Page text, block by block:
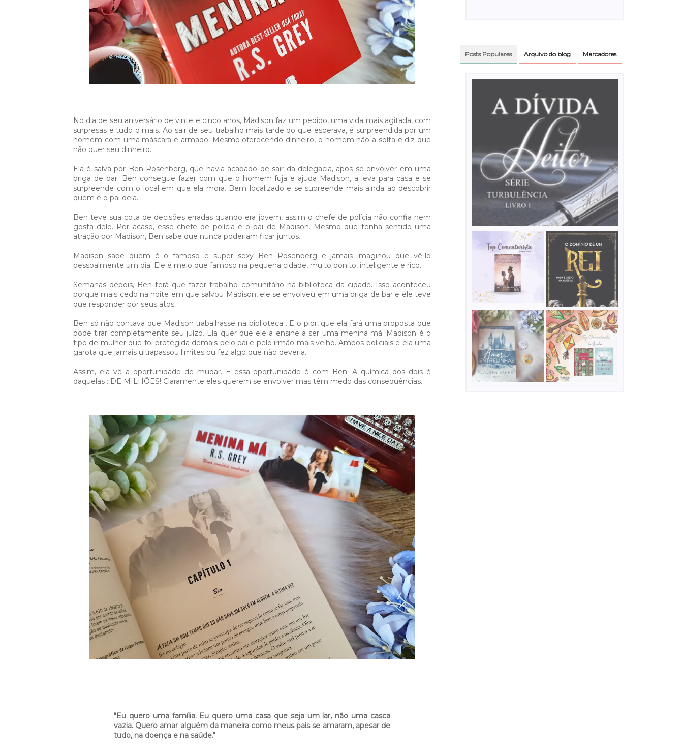
No dia de seu aniversário de vinte e cinco anos, Madison faz um pedido, uma vida mais agitada, com
surpresas e tudo o mais. Ao sair de seu trabalho mais tarde do que esperava, é surpreendida por um
homem com uma máscara e armado. Mesmo oferecendo dinheiro, o homem não a solta e diz que
não quer seu dinheiro.⁣
Ela é salva por Ben Rosenberg, que havia acabado de sair da delegacia, após se envolver em uma
briga de bar. Ben consegue fazer com que o homem fuja e ajuda Madison, a leva para casa e se
surpreende com o local em que ela mora. Bem localizado e se supreende mais ainda ao descobrir
quem é o pai dela.⁣
Ben teve sua cota de decisões erradas quando era jovem, assim o chefe de polícia não confia nem
gosta dele. Por acaso, esse chefe de polícia é o pai de Madison. Mesmo que tenha sentido uma
atração por Madison, Ben sabe que nunca poderiam ficar juntos.⁣
Madison sabe quem é o famoso e super sexy Ben Rosenberg e jamais imaginou que vê-lo
pessoalmente um dia. Ele é meio que famoso na pequena cidade, muito bonito, inteligente e rico. ⁣
Semanas depois, Ben terá que fazer trabalho comunitário na biblioteca da cidade. Isso aconteceu
porque mais cedo na noite em que salvou Madison, ele se envolveu em uma briga de bar e ele teve
que responder por seus atos.⁣
Ben só não contava que Madison trabalhasse na biblioteca . E o pior, que ela fará uma proposta que
pode tirar completamente seu juízo. Ela quer que ele a ensine a ser uma menina má. Madison é o
tipo de mulher que foi protegida demais pelo pai e pelo irmão mais velho. Ambos policiais e ela uma
garota que jamais ultrapassou limites ou fez algo que não deveria. ⁣
Assim, ela vê a oportunidade de mudar. E essa oportunidade é com Ben. A química dos dois é
daquelas : DE MILHÕES! Claramente eles querem se envolver mas têm medo das consequências. ⁣
"Eu quero uma família. Eu quero uma casa que seja um lar, não uma casca
vazia. Quero amar alguém da maneira como meus pais se amaram, apesar de
tudo, na doença e na saúde."⁣
Posts Populares Arquivo do blog Marcadores